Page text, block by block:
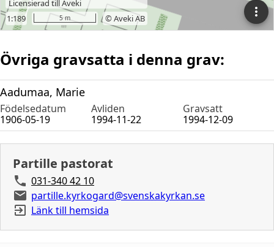
Övriga gravsatta i denna grav:
Aadumaa, Marie
Födelsedatum Avliden
Gravsatt
1906-05-19
1994-11-22 1994-12-09
Partille pastorat
031-340 42 10
partille.kyrkogard@svenskakyrkan.se
Länk till hemsida